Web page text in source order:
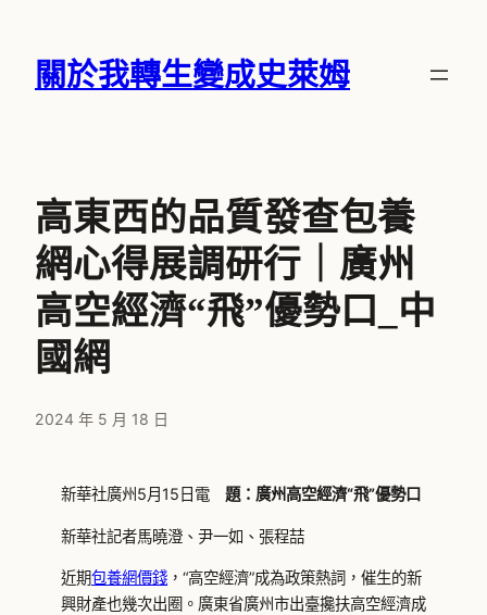
關於我轉生變成史萊姆
高東西的品質發查包養
網心得展調研行｜廣州
高空經濟“飛”優勢口_中
國網
2024 年 5 月 18 日
新華社廣州5月15日電 題：廣州高空經濟“飛”優勢口
新華社記者馬曉澄、尹一如、張程喆
近期包養網價錢 ，“高空經濟”成為政策熱詞，催生的新
興財產也幾次出圈。廣東省廣州市出臺攙扶高空經濟成